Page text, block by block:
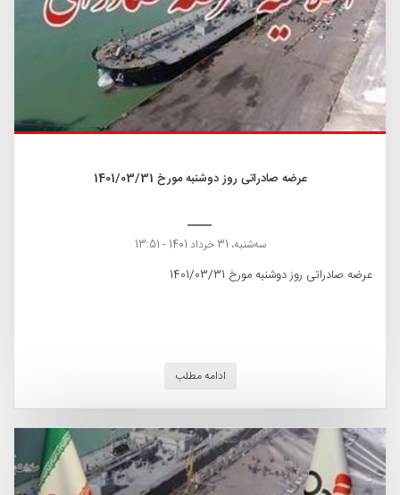
عرضه صادراتی روز دوشنبه مورخ 1401/03/31
ﺳﻪشنبه، 31 خرداد 1401 - 13:51
عرضه صادراتی روز دوشنبه مورخ 1401/03/31
ادامه مطلب